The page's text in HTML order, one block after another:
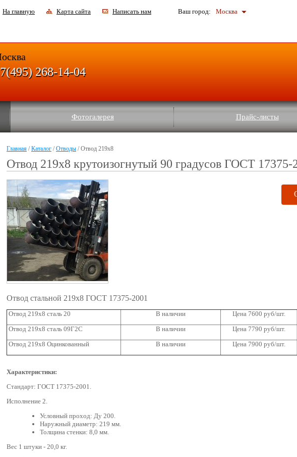
На главную Карта сайта Написать нам Ваш город: Москва
Фотогалерея Прайс-листы
268-14-04
Главная /Каталог /Отводы / Отвод 219х8
Отвод 219х8 крутоизогнутый 90 градусов ГОСТ 17375-
Отвод стальной 219х8 ГОСТ 17375-2001
Отвод 219х8 сталь 20 В наличии
Цена 7600 руб/шт.
Отвод 219х8 сталь 09Г2С
В наличии
Цена 7790 руб/шт.
Отвод 219х8 Оцинкованный
В наличии Цена 7900 руб/шт.
Характеристики:
Стандарт: ГОСТ 17375-2001.
Исполнение 2.
Условный проход: Ду 200.
Наружный диаметр: 219 мм.
Толщина стенки: 8,0 мм.
Вес 1 штуки - 20,0 кг.